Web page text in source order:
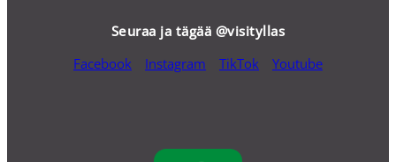
Seuraa ja tägää @visityllas
Facebook
Instagram TikTok Youtube